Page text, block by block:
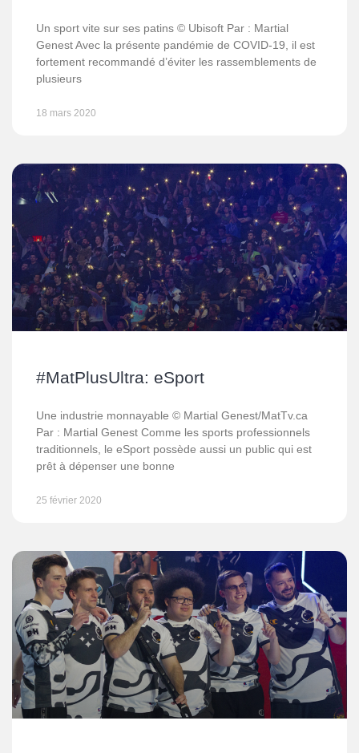
Un sport vite sur ses patins © Ubisoft Par : Martial
Genest Avec la présente pandémie de COVID-19, il est
fortement recommandé d’éviter les rassemblements de
plusieurs
18 mars 2020
#MatPlusUltra: eSport
Une industrie monnayable © Martial Genest/MatTv.ca
Par : Martial Genest Comme les sports professionnels
traditionnels, le eSport possède aussi un public qui est
prêt à dépenser une bonne
25 février 2020